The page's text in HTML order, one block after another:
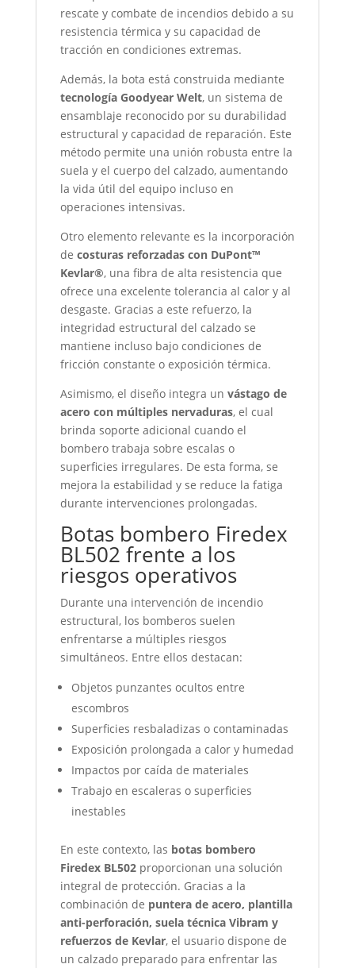
rescate y combate de incendios debido a su
resistencia térmica y su capacidad de
tracción en condiciones extremas.
Además, la bota está construida mediante
tecnología Goodyear Welt, un sistema de
ensamblaje reconocido por su durabilidad
estructural y capacidad de reparación. Este
método permite una unión robusta entre la
suela y el cuerpo del calzado, aumentando
la vida útil del equipo incluso en
operaciones intensivas.
Otro elemento relevante es la incorporación
de costuras reforzadas con DuPont™
Kevlar®, una fibra de alta resistencia que
ofrece una excelente tolerancia al calor y al
desgaste. Gracias a este refuerzo, la
integridad estructural del calzado se
mantiene incluso bajo condiciones de
fricción constante o exposición térmica.
Asimismo, el diseño integra un vástago de
acero con múltiples nervaduras, el cual
brinda soporte adicional cuando el
bombero trabaja sobre escalas o
superficies irregulares. De esta forma, se
mejora la estabilidad y se reduce la fatiga
durante intervenciones prolongadas.
Botas bombero Firedex
BL502 frente a los
riesgos operativos
Durante una intervención de incendio
estructural, los bomberos suelen
enfrentarse a múltiples riesgos
simultáneos. Entre ellos destacan:
Objetos punzantes ocultos entre
escombros
Superficies resbaladizas o contaminadas
Exposición prolongada a calor y humedad
Impactos por caída de materiales
Trabajo en escaleras o superficies
inestables
En este contexto, las botas bombero
Firedex BL502proporcionan una solución
integral de protección. Gracias a la
combinación de puntera de acero, plantilla
anti-perforación, suela técnica Vibram y
refuerzos de Kevlar, el usuario dispone de
un calzado preparado para enfrentar las